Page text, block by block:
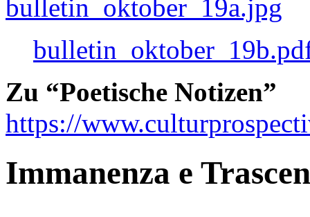
Zu “Poetische Notizen”
https://
Immanenza e